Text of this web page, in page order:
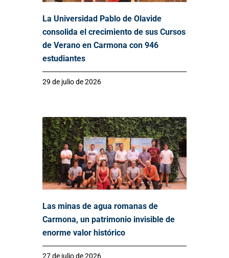
La Universidad Pablo de Olavide
consolida el crecimiento de sus Cursos
de Verano en Carmona con 946
estudiantes
29 de julio de 2026
Las minas de agua romanas de
Carmona, un patrimonio invisible de
enorme valor histórico
27 de julio de 2026